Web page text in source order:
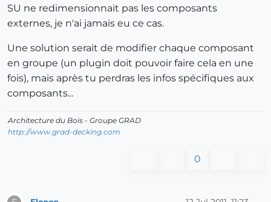
SU ne redimensionnait pas les composants
externes, je n'ai jamais eu ce cas.
Une solution serait de modifier chaque composant
en groupe (un plugin doit pouvoir faire cela en une
fois), mais après tu perdras les infos spécifiques aux
composants...
Architecture du Bois - Groupe GRAD
http://www.grad-decking.com
0